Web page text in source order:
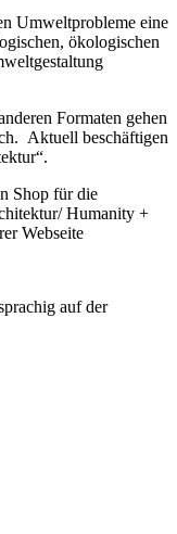
Umweltprobleme eine
ökologischen
Formaten gehen
Aktuell beschäftigen
Shop für die
Humanity +
Webseite
auf der